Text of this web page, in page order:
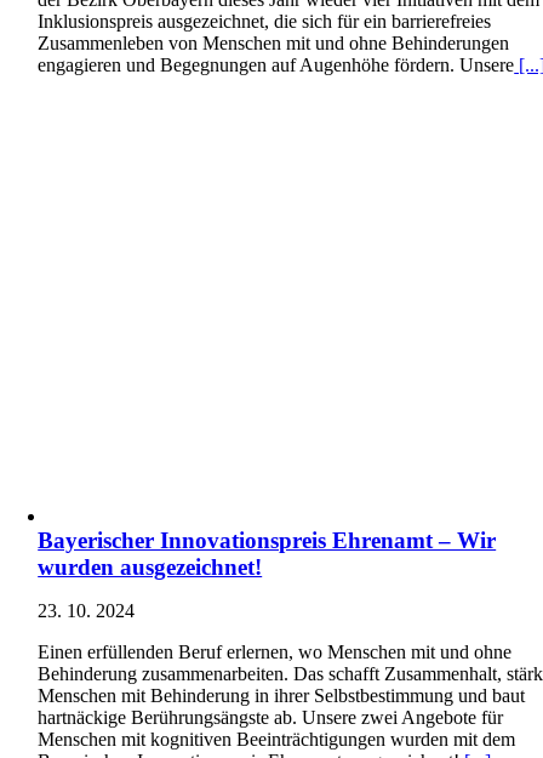
Inklusionspreis ausgezeichnet, die sich für ein barrierefreies
Zusammenleben von Menschen mit und ohne Behinderungen
engagieren und Begegnungen auf Augenhöhe fördern. Unsere
Bayerischer Innovationspreis Ehrenamt – Wir
wurden ausgezeichnet!
23. 10. 2024
Einen erfüllenden Beruf erlernen, wo Menschen mit und ohne
Behinderung zusammenarbeiten. Das schafft Zusammenhalt,
Menschen mit Behinderung in ihrer Selbstbestimmung und baut
hartnäckige Berührungsängste ab. Unsere zwei Angebote für
Menschen mit kognitiven Beeinträchtigungen wurden mit dem